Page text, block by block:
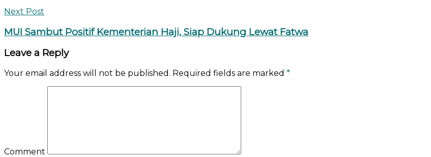
Next Post
MUI Sambut Positif Kementerian Haji, Siap Dukung Lewat Fatwa
Leave a Reply
Your email address will not be published. Required fields are marked *
Comment